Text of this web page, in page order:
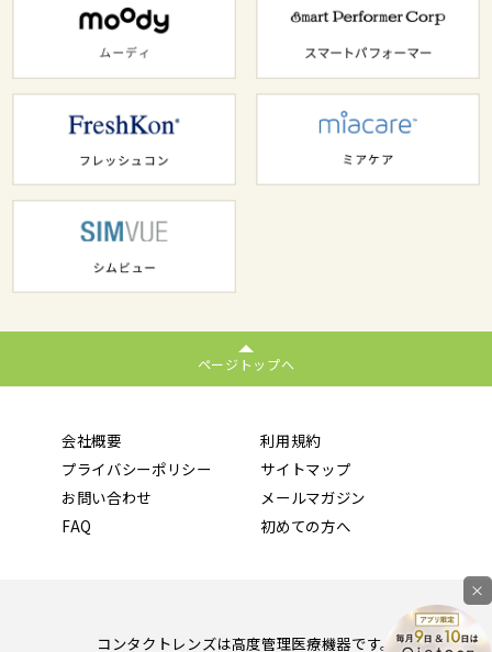
ページトップへ
会社概要
利用規約
プライバシーポリシー
サイトマップ
お問い合わせ
メールマガジン
FAQ
初めての方へ
コンタクトレンズは高度管理医療機器です。
×